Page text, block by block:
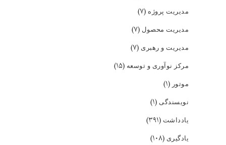
مدیریت پروژه (۷)
مدیریت محصول (۷)
مدیریت و رهبری (۷)
مرکز نوآوری و توسعه (۱۵)
موتور (۱)
نویسندگی (۱)
یادداشت (۳۹۱)
یادگیری (۱۰۸)